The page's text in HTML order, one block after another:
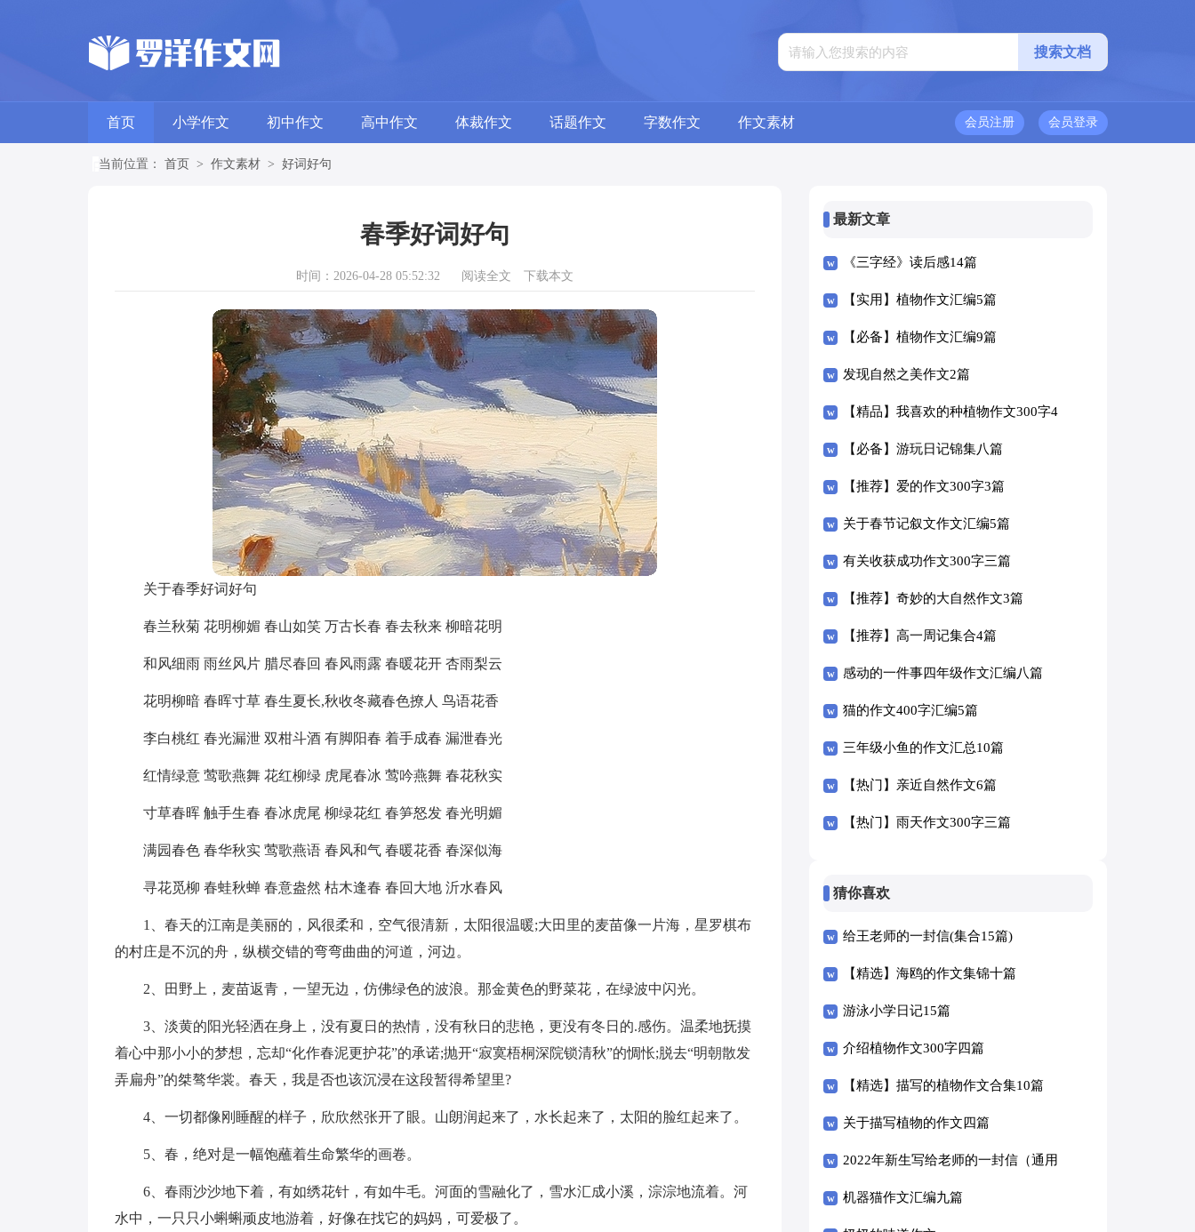
首页 小学作文 初中作文 高中作文 体裁作文 话题作文 字数作文 作文素材 会员登录
会员注册
当前位置： 首页 > 作文素材 > 好词好句
春季好词好句
时间：2026-04-28 05:52:32 阅读全文 下载本文
关于春季好词好句
春兰秋菊 花明柳媚 春山如笑 万古长春 春去秋来 柳暗花明
和风细雨 雨丝风片 腊尽春回 春风雨露 春暖花开 杏雨梨云
花明柳暗 春晖寸草 春生夏长,秋收冬藏春色撩人 鸟语花香
李白桃红 春光漏泄 双柑斗酒 有脚阳春 着手成春 漏泄春光
红情绿意 莺歌燕舞 花红柳绿 虎尾春冰 莺吟燕舞 春花秋实
寸草春晖 触手生春 春冰虎尾 柳绿花红 春笋怒发 春光明媚
满园春色 春华秋实 莺歌燕语 春风和气 春暖花香 春深似海
寻花觅柳 春蛙秋蝉 春意盎然 枯木逢春 春回大地 沂水春风
1、春天的江南是美丽的，风很柔和，空气很清新，太阳很温暖;大田里的麦苗像一片海，星罗棋布
的村庄是不沉的舟，纵横交错的弯弯曲曲的河道，河边。
2、田野上，麦苗返青，一望无边，仿佛绿色的波浪。那金黄色的野菜花，在绿波中闪光。
3、淡黄的阳光轻洒在身上，没有夏日的热情，没有秋日的悲艳，更没有冬日的.感伤。温柔地抚摸
着心中那小小的梦想，忘却“化作春泥更护花”的承诺;抛开“寂寞梧桐深院锁清秋”的惆怅;脱去“明朝散发
弄扁舟”的桀骜华裳。春天，我是否也该沉浸在这段暂得希望里?
4、一切都像刚睡醒的样子，欣欣然张开了眼。山朗润起来了，水长起来了，太阳的脸红起来了。
5、春，绝对是一幅饱蘸着生命繁华的画卷。
6、春雨沙沙地下着，有如绣花针，有如牛毛。河面的雪融化了，雪水汇成小溪，淙淙地流着。河
水中，一只只小蝌蝌顽皮地游着，好像在找它的妈妈，可爱极了。
最新文章
《三字经》读后感14篇
【实用】植物作文汇编5篇
【必备】植物作文汇编9篇
发现自然之美作文2篇
【精品】我喜欢的种植物作文300字4
篇【必备】游玩日记锦集八篇
【推荐】爱的作文300字3篇
关于春节记叙文作文汇编5篇
有关收获成功作文300字三篇
【推荐】奇妙的大自然作文3篇
【推荐】高一周记集合4篇
感动的一件事四年级作文汇编八篇
猫的作文400字汇编5篇
三年级小鱼的作文汇总10篇
【热门】亲近自然作文6篇
【热门】雨天作文300字三篇
猜你喜欢
给王老师的一封信(集合15篇)
【精选】海鸥的作文集锦十篇
游泳小学日记15篇
介绍植物作文300字四篇
【精选】描写的植物作文合集10篇
关于描写植物的作文四篇
2022年新生写给老师的一封信（通用
8篇）
机器猫作文汇编九篇